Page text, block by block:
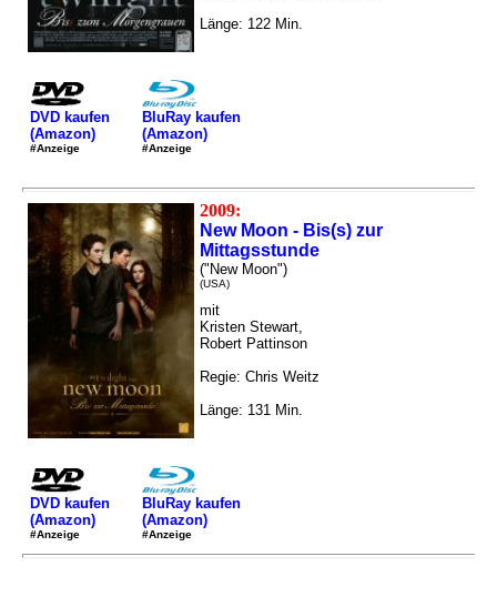
Länge: 122 Min.
DVD kaufen
(Amazon)
#Anzeige
BluRay kaufen
(Amazon)
#Anzeige
2009:
New Moon - Bis(s) zur
Mittagsstunde
("New Moon")
(USA)
mit
Kristen Stewart,
Robert Pattinson
Regie: Chris Weitz
Länge: 131 Min.
DVD kaufen
(Amazon)
#Anzeige
BluRay kaufen
(Amazon)
#Anzeige